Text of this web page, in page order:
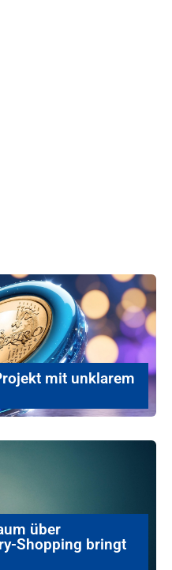
mit unklarem
über
Shopping bringt